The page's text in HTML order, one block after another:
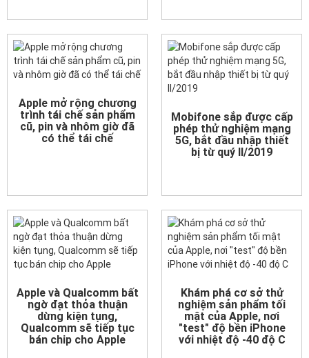
Apple mở rộng chương
trình tái chế sản phẩm
cũ, pin và nhôm giờ đã
có thể tái chế
Mobifone sắp được cấp
phép thử nghiệm mạng
5G, bắt đầu nhập thiết
bị từ quý II/2019
Apple và Qualcomm bất
ngờ đạt thỏa thuận
dừng kiện tụng,
Qualcomm sẽ tiếp tục
bán chip cho Apple
Khám phá cơ sở thử
nghiệm sản phẩm tối
mật của Apple, nơi
"test" độ bền iPhone
với nhiệt độ -40 độ C